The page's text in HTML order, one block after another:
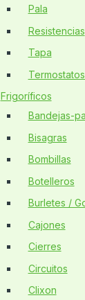
Pala
Resistencias
Tapa
Frigoríficos
Bandejas-
Bisagras
Bombillas
Botelleros
Burletes /
Cajones
Cierres
Circuitos
Clixon